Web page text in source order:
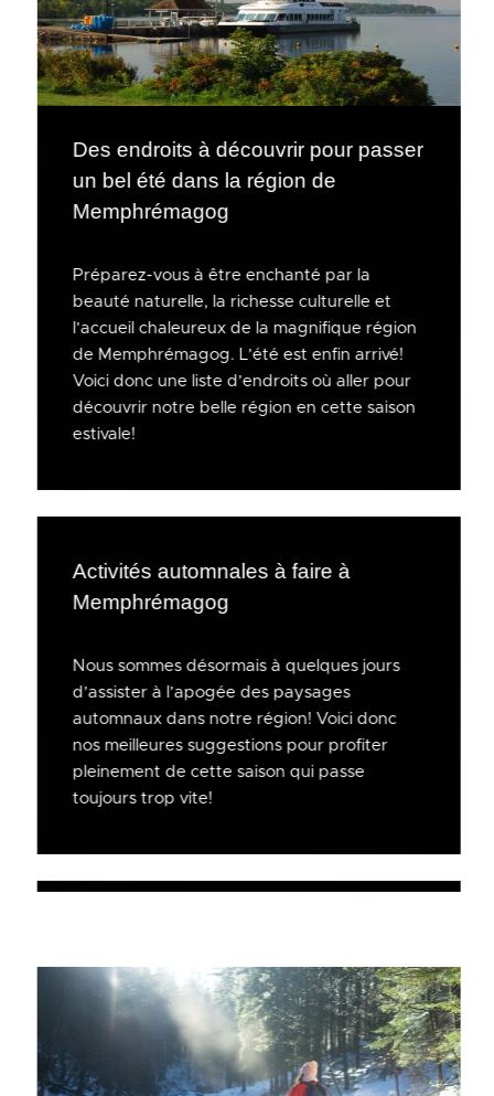
Des endroits à découvrir pour passer
un bel été dans la région de
Memphrémagog
Préparez-vous à être enchanté par la
beauté naturelle, la richesse culturelle et
l’accueil chaleureux de la magnifique région
de Memphrémagog. L’été est enfin arrivé!
Voici donc une liste d’endroits où aller pour
découvrir notre belle région en cette saison
estivale!
Activités automnales à faire à
Memphrémagog
Nous sommes désormais à quelques jours
d’assister à l’apogée des paysages
automnaux dans notre région! Voici donc
nos meilleures suggestions pour profiter
pleinement de cette saison qui passe
toujours trop vite!